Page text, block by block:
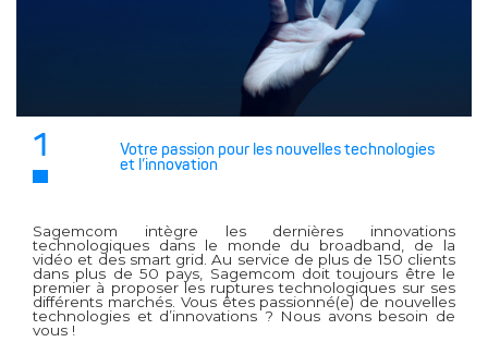
1
Votre passion pour les nouvelles technologies
et l’innovation
Sagemcom intègre les dernières innovations
technologiques dans le monde du broadband, de la
vidéo et des smart grid. Au service de plus de 150 clients
dans plus de 50 pays, Sagemcom doit toujours être le
premier à proposer les ruptures technologiques sur ses
différents marchés. Vous êtes passionné(e) de nouvelles
technologies et d’innovations ? Nous avons besoin de
vous !